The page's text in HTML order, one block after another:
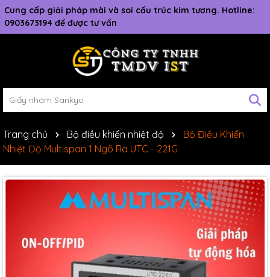
Cung cấp giải pháp mài và soi cấu trúc kim tương. Hotline:
0903673194 để được tư vấn
Trang chủ Bộ điều khiển nhiệt độ
Bộ Điều Khiển
Nhiệt Độ Multispan 1 Ngõ Ra UTC - 221G